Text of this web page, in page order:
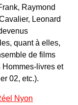
Raymond
Leonard
quant à elles,
de films
Hommes-livres et
02, etc.).
Nyon